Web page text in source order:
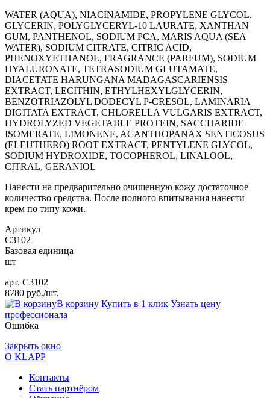
WATER (AQUA), NIACINAMIDE, PROPYLENE GLYCOL,
GLYCERIN, POLYGLYCERYL-10 LAURATE, XANTHAN
GUM, PANTHENOL, SODIUM PCA, MARIS AQUA (SEA
WATER), SODIUM CITRATE, CITRIC ACID,
PHENOXYETHANOL, FRAGRANCE (PARFUM), SODIUM
HYALURONATE, TETRASODIUM GLUTAMATE,
DIACETATE HARUNGANA MADAGASCARIENSIS
EXTRACT, LECITHIN, ETHYLHEXYLGLYCERIN,
BENZOTRIAZOLYL DODECYL P-CRESOL, LAMINARIA
DIGITATA EXTRACT, CHLORELLA VULGARIS EXTRACT,
HYDROLYZED VEGETABLE PROTEIN, SACCHARIDE
ISOMERATE, LIMONENE, ACANTHOPANAX SENTICOSUS
(ELEUTHERO) ROOT EXTRACT, PENTYLENE GLYCOL,
SODIUM HYDROXIDE, TOCOPHEROL, LINALOOL,
CITRAL, GERANIOL
Нанести на предварительно очищенную кожу достаточное
количество средства. После полного впитывания нанести
крем по типу кожи.
Артикул
C3102
Базовая единица
шт
арт. C3102
8780 руб./шт.
В корзину Купить в 1 клик Узнать цену
профессионала
Ошибка
Закрыть окно
О KLAPP
Контакты
Стать партнёром